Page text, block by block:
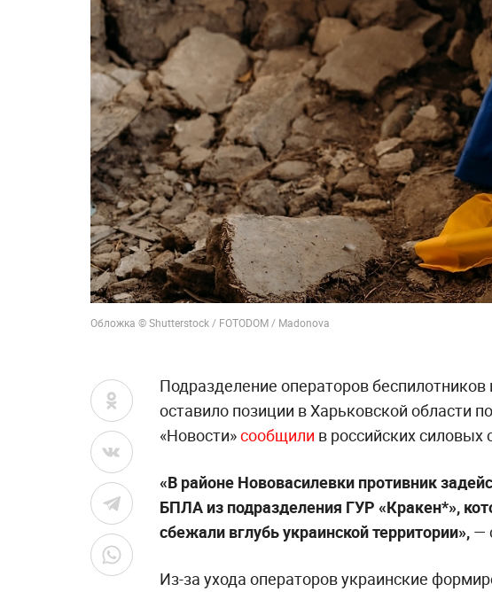
Обложка © Shutterstock / FOTODOM / Madonova
Подразделение операторов беспилотников
оставило позиции в Харьковской области
«Новости»сообщили в российских силовых
«В районе Нововасилевки противник
БПЛА из подразделения ГУР «Кракен*»,
сбежали вглубь украинской территории», —
Из-за ухода операторов украинские